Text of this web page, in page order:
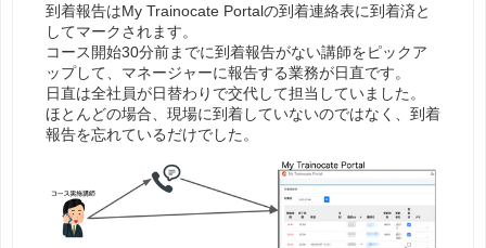
到着報告はMy Trainocate Portalの到着連絡表に到着済と
してマークされます。
コース開始30分前までに到着報告がない講師をピックア
ップして、マネージャーに報告する業務が日直です。
日直は全社員が日替わりで交代して担当していました。
ほとんどの場合、現場に到着していないのではなく、到着
報告を忘れているだけでした。